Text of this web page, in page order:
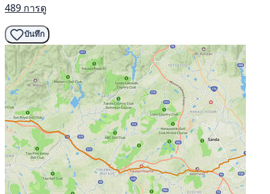
489 การดู
บันทึก